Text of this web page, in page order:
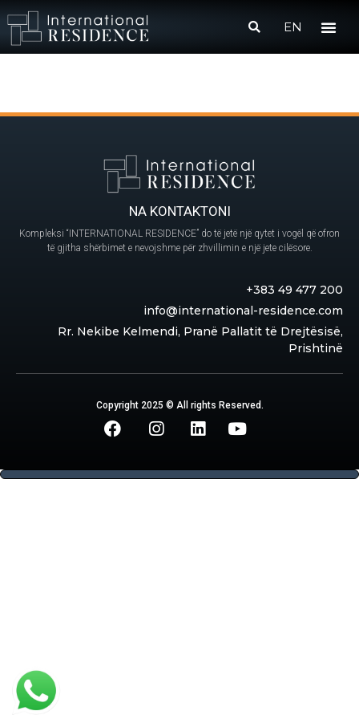
EN
NA KONTAKTONI
Kompleksi “INTERNATIONAL RESIDENCE” do të jetë një qytet i vogël që ofron
të gjitha shërbimet e nevojshme për zhvillimin e një jete cilësore.
+383 49 477 200
info@international-residence.com
Rr. Nekibe Kelmendi, Pranë Pallatit të Drejtësisë,
Prishtinë
Copyright 2025 © All rights Reserved.